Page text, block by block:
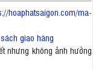
hoaphatsaigon.com/ma-
giao hàng
nhưng không ảnh hưởng